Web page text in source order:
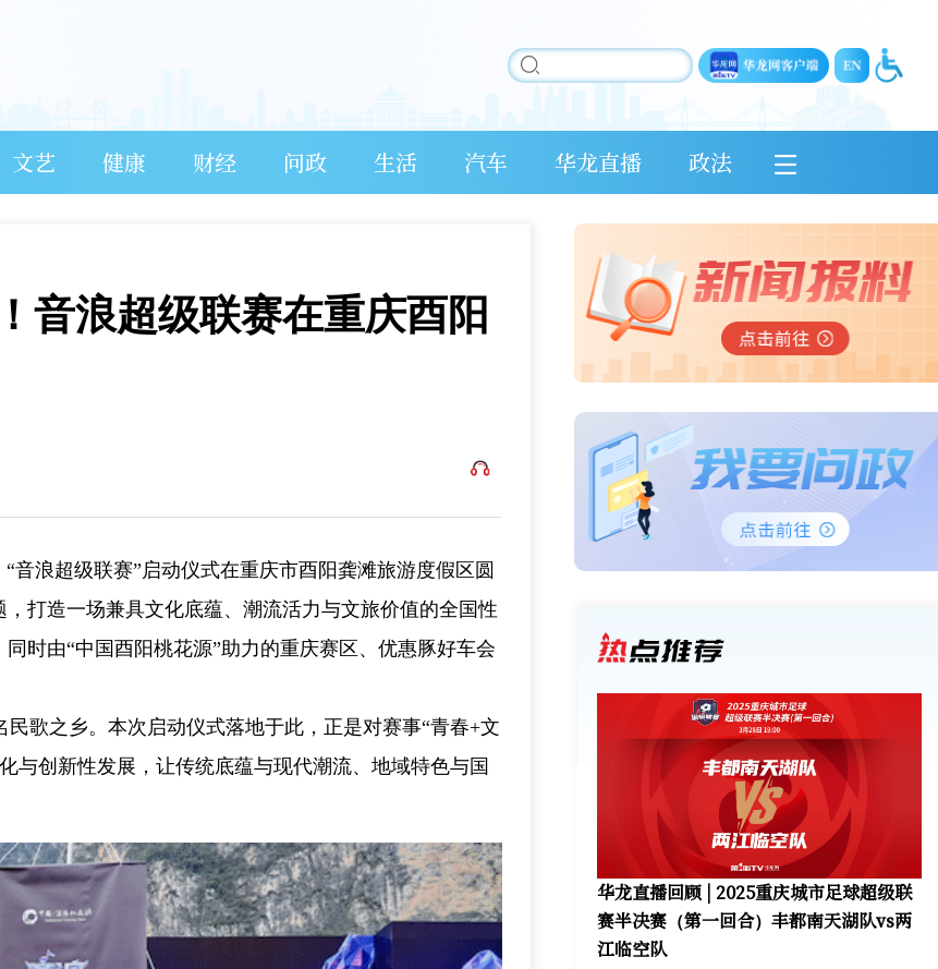
文艺 健康 财经 问政 生活 汽车 华龙直播 政法
音浪超级联赛在重庆酉阳
音浪超级联赛”启动仪式在重庆市酉阳龚滩旅游度假区圆
打造一场兼具文化底蕴、潮流活力与文旅价值的全国性
时由“中国酉阳桃花源”助力的重庆赛区、优惠豚好车会
歌之乡。本次启动仪式落地于此，正是对赛事“青春+文
创新性发展，让传统底蕴与现代潮流、地域特色与国
华龙直播回顾 | 2025重庆城市足球超级联
赛半决赛（第一回合）丰都南天湖队vs两
江临空队